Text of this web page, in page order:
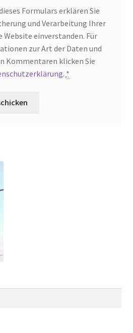
Formulars erklären Sie
und Verarbeitung Ihrer
Website einverstanden. Für
zur Art der Daten und
Kommentaren klicken Sie
. *